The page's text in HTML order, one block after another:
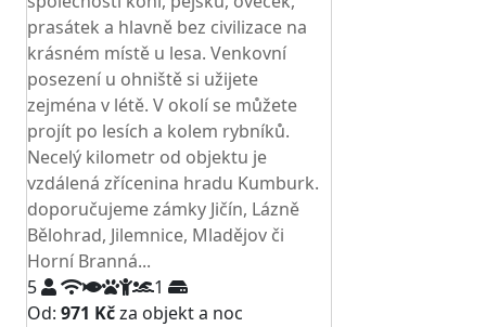
prasátek a hlavně bez civilizace na
krásném místě u lesa. Venkovní
posezení u ohniště si užijete
zejména v létě. V okolí se můžete
projít po lesích a kolem rybníků.
Necelý kilometr od objektu je
vzdálená zřícenina hradu Kumburk.
doporučujeme zámky Jičín, Lázně
Bělohrad, Jilemnice, Mladějov či
Horní Branná...
5
1
Od: 971 Kčza objekt a noc